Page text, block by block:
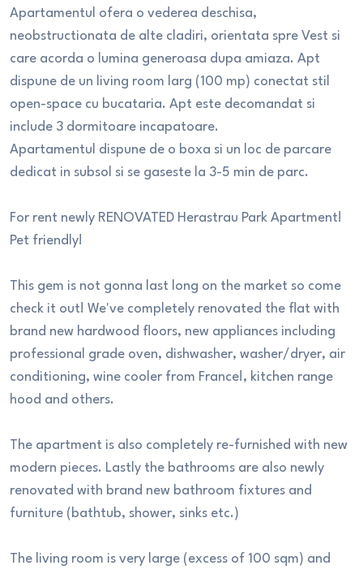
Apartamentul ofera o vederea deschisa,
neobstructionata de alte cladiri, orientata spre Vest si
care acorda o lumina generoasa dupa amiaza. Apt
dispune de un living room larg (100 mp) conectat stil
open-space cu bucataria. Apt este decomandat si
include 3 dormitoare incapatoare.
Apartamentul dispune de o boxa si un loc de parcare
dedicat in subsol si se gaseste la 3-5 min de parc.
For rent newly RENOVATED Herastrau Park Apartment!
Pet friendly!
This gem is not gonna last long on the market so come
check it out! We've completely renovated the flat with
brand new hardwood floors, new appliances including
professional grade oven, dishwasher, washer/dryer, air
conditioning, wine cooler from France!, kitchen range
hood and others.
The apartment is also completely re-furnished with new
modern pieces. Lastly the bathrooms are also newly
renovated with brand new bathroom fixtures and
furniture (bathtub, shower, sinks etc.)
The living room is very large (excess of 100 sqm) and